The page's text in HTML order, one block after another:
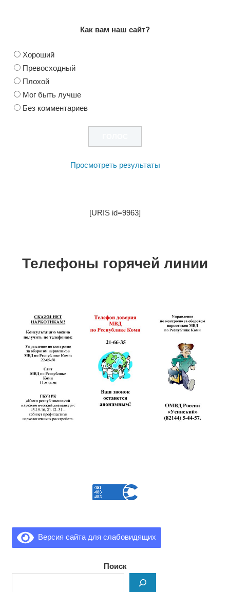
Как вам наш сайт?
Хороший
Превосходный
Плохой
Мог быть лучше
Без комментариев
Просмотреть результаты
[URIS id=9963]
Телефоны горячей линии
Версия сайта для слабовидящих
Поиск